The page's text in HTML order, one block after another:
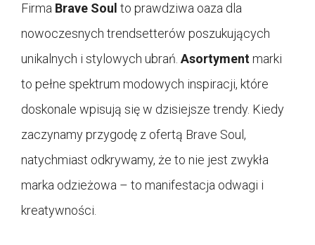
Firma Brave Soul to prawdziwa oaza dla
nowoczesnych trendsetterów poszukujących
unikalnych i stylowych ubrań. Asortymentmarki
to pełne spektrum modowych inspiracji, które
doskonale wpisują się w dzisiejsze trendy. Kiedy
zaczynamy przygodę z ofertą Brave Soul,
natychmiast odkrywamy, że to nie jest zwykła
marka odzieżowa – to manifestacja odwagi i
kreatywności.